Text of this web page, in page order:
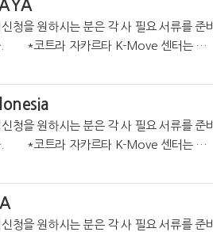
청을 원하시는 분은 각 사 필요 서류를 준비
공하고 있습니다. https://cafe.naver.
청을 원하시는 분은 각 사 필요 서류를 준비
. *코트라 자카르타 K-Move 센터는 온
공하고 있습니다. https://cafe.naver.co
청을 원하시는 분은 각 사 필요 서류를 준비